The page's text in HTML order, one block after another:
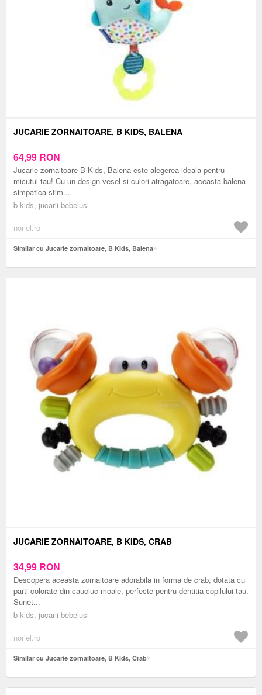
JUCARIE ZORNAITOARE, B KIDS, BALENA
64,99 RON
Jucarie zornaitoare B Kids, Balena este alegerea ideala pentru
micutul tau! Cu un design vesel si culori atragatoare, aceasta balena
simpatica stim...
b kids, jucarii bebelusi
noriel.ro
Similar cu Jucarie zornaitoare, B Kids, Balena
JUCARIE ZORNAITOARE, B KIDS, CRAB
34,99 RON
Descopera aceasta zornaitoare adorabila in forma de crab, dotata cu
parti colorate din cauciuc moale, perfecte pentru dentitia copilului tau.
Sunet...
b kids, jucarii bebelusi
noriel.ro
Similar cu Jucarie zornaitoare, B Kids, Crab